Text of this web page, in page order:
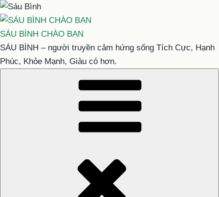
Chuyển
đến
phần
nội
dung
SÁU BÌNH CHÀO BẠN
SÁU BÌNH – người truyền cảm hứng sống Tích Cực, Hạnh
Phúc, Khỏe Mạnh, Giàu có hơn.